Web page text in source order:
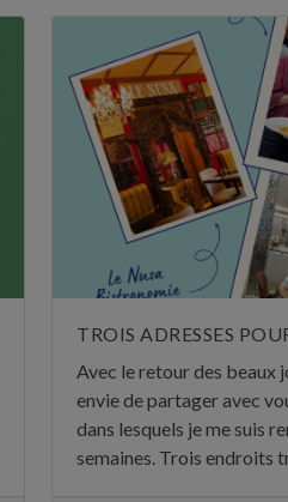
Avec le retour des beaux
envie de partager avec
dans lesquels je me suis
semaines. Trois endroits